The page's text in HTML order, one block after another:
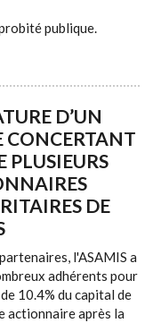
publique.
D’UN
CONCERTANT
PLUSIEURS
DE
l'ASAMIS a
adhérents pour
10.4% du capital de
actionnaire après la